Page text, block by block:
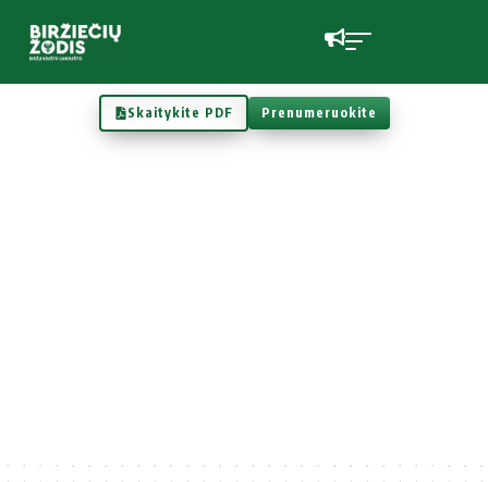
Skaitykite PDF Prenumeruokite